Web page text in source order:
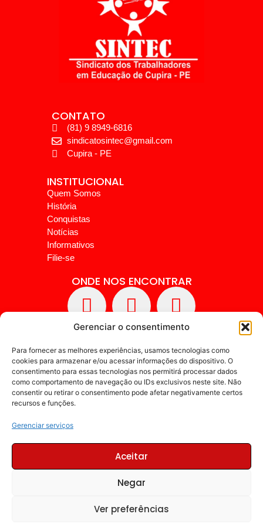
Gerenciar o consentimento
Para fornecer as melhores experiências, usamos tecnologias como
cookies para armazenar e/ou acessar informações do dispositivo. O
consentimento para essas tecnologias nos permitirá processar dados
como comportamento de navegação ou IDs exclusivos neste site. Não
consentir ou retirar o consentimento pode afetar negativamente certos
recursos e funções.
Gerenciar serviços
Aceitar
Negar
Ver preferências
CONTATO
(81) 9 8949-6816
sindicatosintec@gmail.com
Cupira - PE
INSTITUCIONAL
Quem Somos
História
Conquistas
Notícias
Informativos
Filie-se
ONDE NOS ENCONTRAR
Sintec - copyrigth 2026 ® - Todos os Direitos